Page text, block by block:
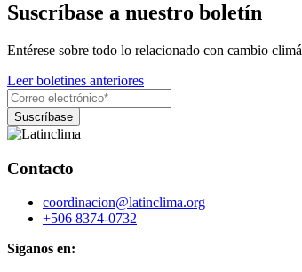
Suscríbase a nuestro boletín
Entérese sobre todo lo relacionado con cambio
Leer boletines anteriores
Contacto
coordinacion@latinclima.org
+506 8374-0732
Síganos en: